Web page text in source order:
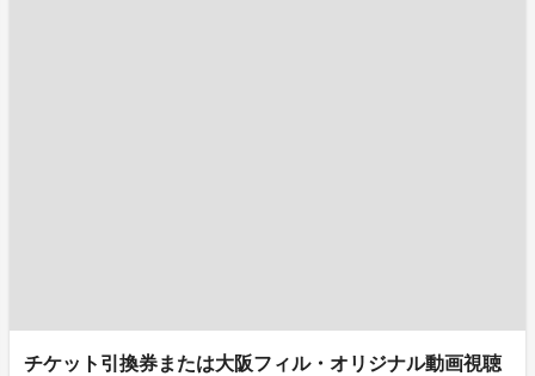
チケット引換券または大阪フィル・オリジナル動画視聴